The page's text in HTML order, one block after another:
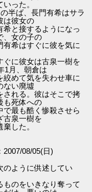
った。
半ば、長門有希はサラ
は彼女の
希と接するようになっ
、女の子の
有希はすぐに彼を気に
に彼女は古泉一樹を
1月、朝倉は
絞めて気を失わせ車に
ない廃墟
される。彼はそこで拷
も死体への
最も酷く惨殺させら
古泉一樹を
した。
2007/08/05(日)
ように供述してい
ものをいきなり奪って